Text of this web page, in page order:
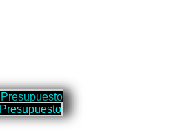
Presupuesto
Presupuesto